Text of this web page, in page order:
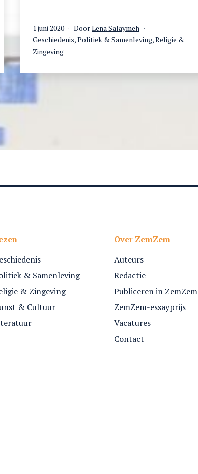
en
islamitisch
Gepubliceerd
op
1 juni 2020 DoorLena Salaymeh
Gecategoriseerd
als
Geschiedenis,Politiek & Samenleving,Religie &
Zingeving
& Samenleving
& Zingeving
& Cultuur
Over ZemZem
Auteurs
Redactie
Publiceren in ZemZem
ZemZem-essayprijs
Vacatures
Contact